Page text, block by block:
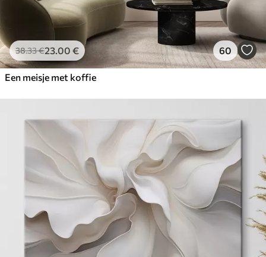
38.33€23.00 € 60
Een meisje met koffie